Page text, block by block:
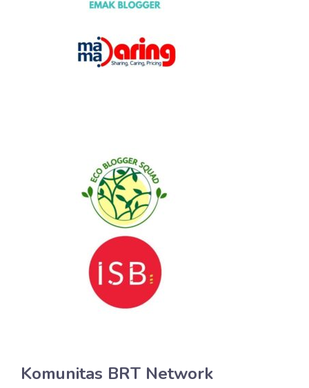
Komunitas BRT Network